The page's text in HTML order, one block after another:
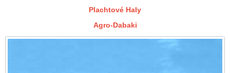
Plachtové Haly
Agro-Dabaki